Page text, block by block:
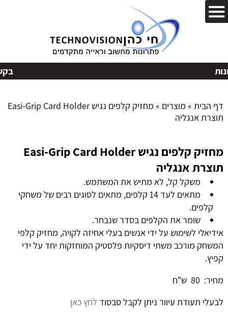
דף הבית» מוצרים »
מחזיק קלפים נגיש Easi-Grip Card Holder
תוצרת אנגליה
מחזיק קלפים נגיש Easi-Grip Card Holder
תוצרת אנגליה
משקל קל, לא מתיש את המשתמש.
מתאים לעד 14 קלפים, מתאים לסוגים רבים של משחקי
קלפים.
שומר את הקלפים בסדר שנבחר.
אידיאלי לשימוש על ידי אנשים בעלי אחיזה לקויה, מחזיק קלפי
המשחק מורכב משתי דיסקיות פלסטיק המוחזקות יחד על ידי
קפיץ.
מחיר: 80 ש"ח
לבעלי תעודת עיוור ניתן לקבל סבסוד לחץ כאן